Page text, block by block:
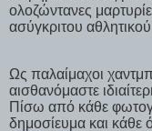
ολοζώντανες
ασύγκριτου
Ως παλαίμαχοι
αισθανόμαστε
Πίσω από κάθε
δημοσίευμα και κάθε